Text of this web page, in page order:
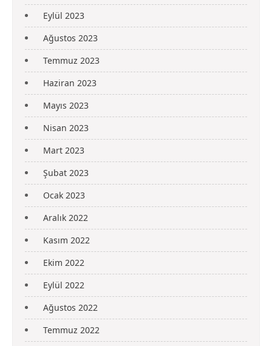
Eylül 2023
Ağustos 2023
Temmuz 2023
Haziran 2023
Mayıs 2023
Nisan 2023
Mart 2023
Şubat 2023
Ocak 2023
Aralık 2022
Kasım 2022
Ekim 2022
Eylül 2022
Ağustos 2022
Temmuz 2022